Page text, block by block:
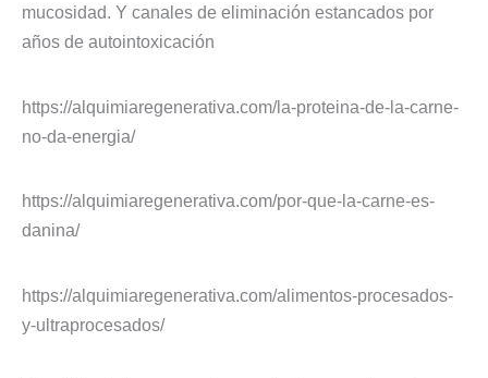
mucosidad. Y canales de eliminación estancados por
años de autointoxicación
https://alquimiaregenerativa.com/la-proteina-de-la-carne-
no-da-energia/
https://alquimiaregenerativa.com/por-que-la-carne-es-
danina/
https://alquimiaregenerativa.com/alimentos-procesados-
y-ultraprocesados/